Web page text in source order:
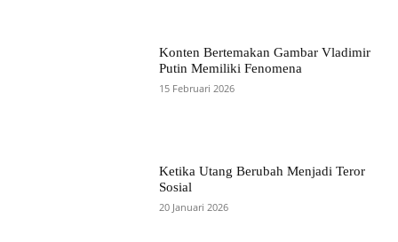
Konten Bertemakan Gambar Vladimir
Putin Memiliki Fenomena
15 Februari 2026
Ketika Utang Berubah Menjadi Teror
Sosial
20 Januari 2026